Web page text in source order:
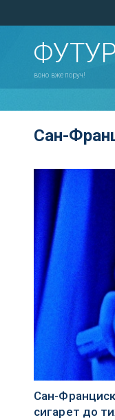
воно вже поруч!
Сан-
Сан-
сигарет до